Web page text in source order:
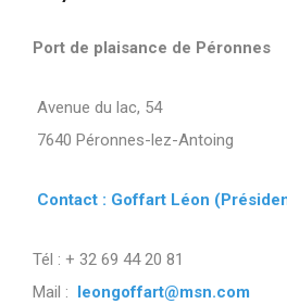
Port de plaisance de Péronnes
Avenue du
7640 Péronnes-lez-
Contact : Goffart Léon
Tél : + 32 69 44 20 81
Mail : leongoffart@msn.com